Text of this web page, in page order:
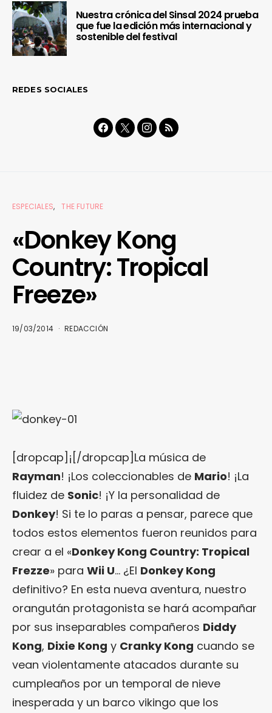
Nuestra crónica del Sinsal 2024 prueba
que fue la edición más internacional y
sostenible del festival
REDES SOCIALES
ESPECIALES THE FUTURE
«Donkey Kong
Country: Tropical
Freeze»
19/03/2014 REDACCIÓN
[dropcap]¡[/dropcap]La música de
Rayman! ¡Los coleccionables de Mario! ¡La
fluidez de Sonic! ¡Y la personalidad de
Donkey! Si te lo paras a pensar, parece que
todos estos elementos fueron reunidos para
crear a el «Donkey Kong Country: Tropical
Frezze» para Wii U… ¿El Donkey Kong
definitivo? En esta nueva aventura, nuestro
orangután protagonista se hará acompañar
por sus inseparables compañeros Diddy
Kong, Dixie Kong y Cranky Kong cuando se
vean violentamente atacados durante su
cumpleaños por un temporal de nieve
inesperada y un barco vikingo que los